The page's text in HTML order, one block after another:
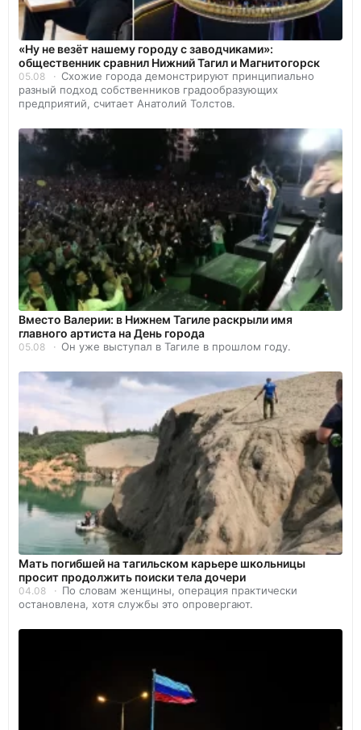
«Ну не везёт нашему городу с заводчиками»:
общественник сравнил Нижний Тагил и Магнитогорск
05.08
Схожие города демонстрируют принципиально
разный подход собственников градообразующих
предприятий, считает Анатолий Толстов.
Вместо Валерии: в Нижнем Тагиле раскрыли имя
главного артиста на День города
05.08 Он уже выступал в Тагиле в прошлом году.
Мать погибшей на тагильском карьере школьницы
просит продолжить поиски тела дочери
04.08
По словам женщины, операция практически
остановлена, хотя службы это опровергают.